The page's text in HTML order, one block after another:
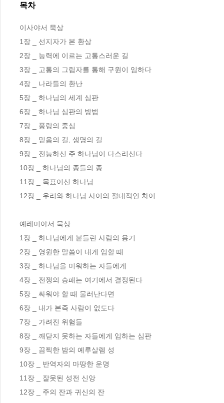
목차
이사야서 묵상
1장 _ 선지자가 본 환상
2장 _ 능력에 이르는 고통스러운 길
3장 _ 고통의 그림자를 통해 구원이 임하다
4장 _ 나라들의 환난
5장 _ 하나님의 세계 심판
6장 _ 하나님 심판의 방법
7장 _ 풍랑의 중심
8장 _ 믿음의 길, 생명의 길
9장 _ 전능하신 주 하나님이 다스리신다
10장 _ 하나님의 종들의 종
11장 _ 목표이신 하나님
12장 _ 우리와 하나님 사이의 절대적인 차이
예레미야서 묵상
1장 _ 하나님에게 붙들린 사람의 용기
2장 _ 영원한 말씀이 내게 임할 때
3장 _ 하나님을 미워하는 자들에게
4장 _ 전쟁의 승패는 여기에서 결정된다
5장 _ 싸워야 할 때 물러난다면
6장 _ 내가 본즉 사람이 없도다
7장 _ 가려진 위험들
8장 _ 깨닫지 못하는 자들에게 임하는 심판
9장 _ 끔찍한 밤의 예루살렘 성
10장 _ 반역자의 마땅한 운명
11장 _ 잘못된 성전 신앙
12장 _ 주의 잔과 귀신의 잔